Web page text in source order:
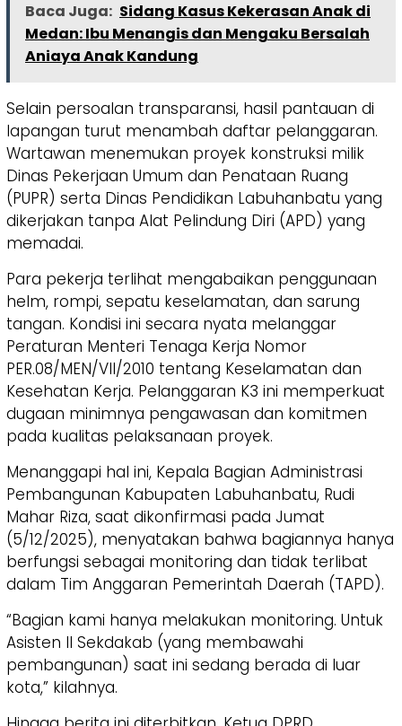
Baca Juga: Sidang Kasus Kekerasan Anak di
Medan: Ibu Menangis dan Mengaku Bersalah
Aniaya Anak Kandung
​Selain persoalan transparansi, hasil pantauan di
lapangan turut menambah daftar pelanggaran.
Wartawan menemukan proyek konstruksi milik
Dinas Pekerjaan Umum dan Penataan Ruang
(PUPR) serta Dinas Pendidikan Labuhanbatu yang
dikerjakan tanpa Alat Pelindung Diri (APD) yang
memadai.
​Para pekerja terlihat mengabaikan penggunaan
helm, rompi, sepatu keselamatan, dan sarung
tangan. Kondisi ini secara nyata melanggar
Peraturan Menteri Tenaga Kerja Nomor
PER.08/MEN/VII/2010 tentang Keselamatan dan
Kesehatan Kerja. Pelanggaran K3 ini memperkuat
dugaan minimnya pengawasan dan komitmen
pada kualitas pelaksanaan proyek.
​Menanggapi hal ini, Kepala Bagian Administrasi
Pembangunan Kabupaten Labuhanbatu, Rudi
Mahar Riza, saat dikonfirmasi pada Jumat
(5/12/2025), menyatakan bahwa bagiannya hanya
berfungsi sebagai monitoring dan tidak terlibat
dalam Tim Anggaran Pemerintah Daerah (TAPD).
​“Bagian kami hanya melakukan monitoring. Untuk
Asisten II Sekdakab (yang membawahi
pembangunan) saat ini sedang berada di luar
kota,” kilahnya.